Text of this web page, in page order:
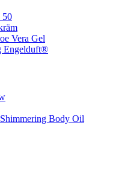
50
Vera Gel
Engelduft®
Body Oil